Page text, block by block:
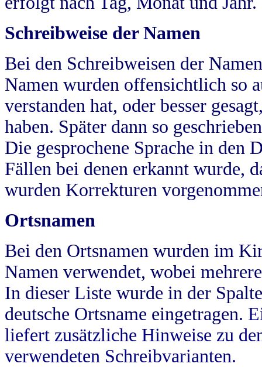
Schreibweise der Namen
Bei den Schreibweisen der
Namen wurden offensichtlich so
verstanden hat, oder besser
haben. Später dann so
Die gesprochene Sprache in
Fällen bei denen erkannt wurde,
wurden Korrekturen
Ortsnamen
Bei den Ortsnamen wurden im
Namen verwendet, wobei
In dieser Liste wurde in der
deutsche Ortsname eingetragen.
liefert zusätzliche Hinweise zu
verwendeten Schreibvarianten.